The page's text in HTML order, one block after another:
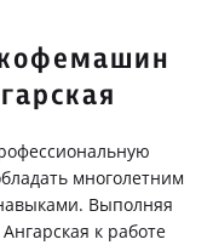
многолетним
Выполняя
к работе